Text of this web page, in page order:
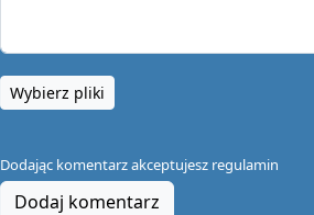
Wybierz pliki
Dodając komentarz akceptujesz regulamin
Dodaj komentarz